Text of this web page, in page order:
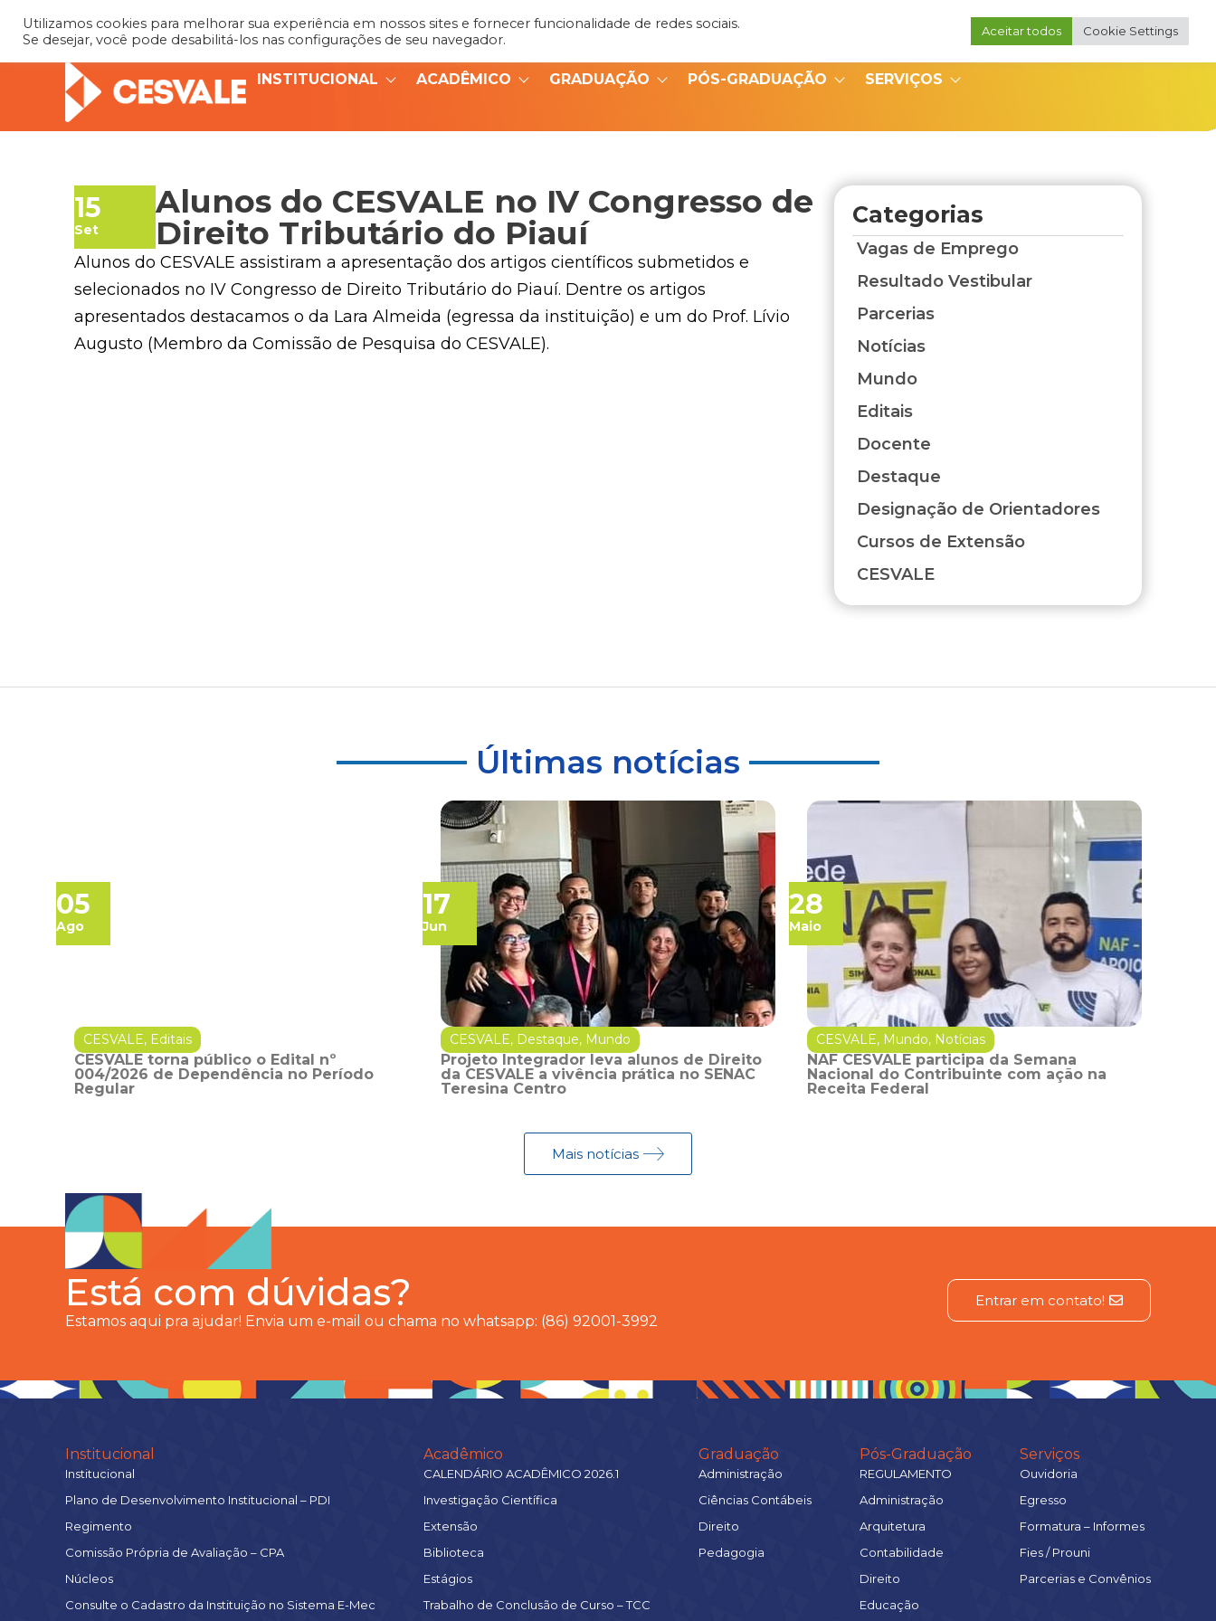
Portal do Coordenador
INSTITUCIONAL ACADÊMICO GRADUAÇÃO PÓS-GRADUAÇÃO SERVIÇOS
15
Set
Alunos do CESVALE no IV Congresso de
Direito Tributário do Piauí
Alunos do CESVALE assistiram a apresentação dos artigos científicos submetidos e
selecionados no IV Congresso de Direito Tributário do Piauí. Dentre os artigos
apresentados destacamos o da Lara Almeida (egressa da instituição) e um do Prof. Lívio
Augusto (Membro da Comissão de Pesquisa do CESVALE).
Categorias
Vagas de Emprego
Resultado Vestibular
Parcerias
Notícias
Mundo
Editais
Docente
Destaque
Designação de Orientadores
Cursos de Extensão
CESVALE
Últimas notícias
05
Ago
CESVALE, Editais
CESVALE torna público o Edital nº
004/2026 de Dependência no Período
Regular
17
Jun
CESVALE, Destaque, Mundo
Projeto Integrador leva alunos de Direito
da CESVALE a vivência prática no SENAC
Teresina Centro
28
Maio
CESVALE, Mundo, Notícias
NAF CESVALE participa da Semana
Nacional do Contribuinte com ação na
Receita Federal
Mais notícias
Está com dúvidas?
Estamos aqui pra ajudar! Envia um e-mail ou chama no whatsapp: (86) 92001-3992
Entrar em contato!
Institucional
Institucional
Plano de Desenvolvimento Institucional – PDI
Regimento
Comissão Própria de Avaliação – CPA
Núcleos
Consulte o Cadastro da Instituição no Sistema E-Mec
Acadêmico
CALENDÁRIO ACADÊMICO 2026.1
Investigação Científica
Extensão
Biblioteca
Estágios
Trabalho de Conclusão de Curso – TCC
Graduação
Administração
Ciências Contábeis
Direito
Pedagogia
Pós-Graduação
REGULAMENTO
Administração
Arquitetura
Contabilidade
Direito
Educação
Serviços
Ouvidoria
Egresso
Formatura – Informes
Fies / Prouni
Parcerias e Convênios
Utilizamos cookies para melhorar sua experiência em nossos sites e fornecer funcionalidade de redes sociais.
Se desejar, você pode desabilitá-los nas configurações de seu navegador.
Aceitar todos Cookie Settings